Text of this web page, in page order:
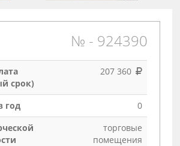
№ - 924390
срок)
207 360
год
0
торговые
помещения